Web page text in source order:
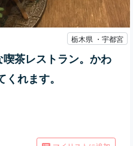
栃木県 ・宇都宮
茶レストラン。かわ
れます。